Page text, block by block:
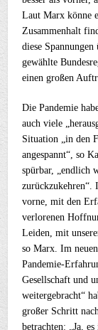
Laut Marx könne
Zusammenhalt
diese
gewählte
einen großen
Die Pandemie
auch viele
Situation „in den
angespannt“, so
spürbar, „endlich
zurückzukehren“.
vorne, mit den
verlorenen
Leiden, mit
so Marx. Im
Pandemie-
Gesellschaft und
weitergebracht“
großer Schritt
betrachten: „Ja,